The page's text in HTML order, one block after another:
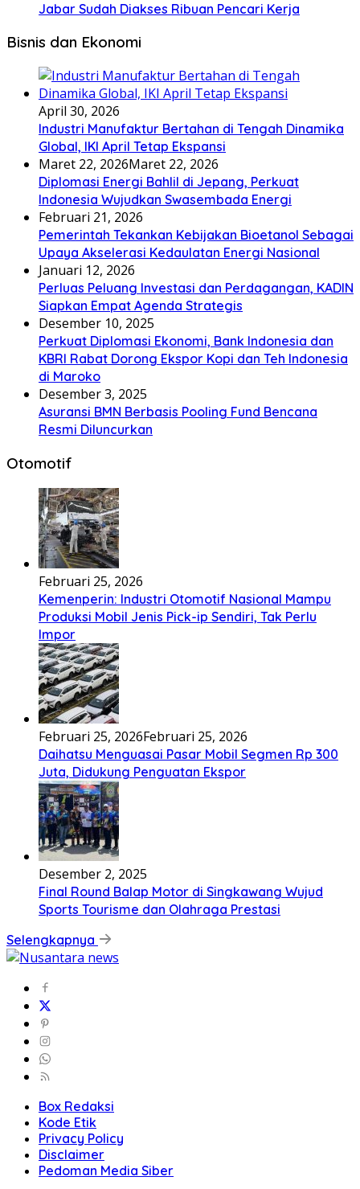
Jabar Sudah Diakses Ribuan Pencari Kerja
Bisnis dan Ekonomi
April 30, 2026
Industri Manufaktur Bertahan di Tengah Dinamika
Global, IKI April Tetap Ekspansi
Maret 22, 2026Maret 22, 2026
Diplomasi Energi Bahlil di Jepang, Perkuat
Indonesia Wujudkan Swasembada Energi
Februari 21, 2026
Pemerintah Tekankan Kebijakan Bioetanol Sebagai
Upaya Akselerasi Kedaulatan Energi Nasional
Januari 12, 2026
Perluas Peluang Investasi dan Perdagangan, KADIN
Siapkan Empat Agenda Strategis
Desember 10, 2025
Perkuat Diplomasi Ekonomi, Bank Indonesia dan
KBRI Rabat Dorong Ekspor Kopi dan Teh Indonesia
di Maroko
Desember 3, 2025
Asuransi BMN Berbasis Pooling Fund Bencana
Resmi Diluncurkan
Otomotif
Februari 25, 2026
Kemenperin: Industri Otomotif Nasional Mampu
Produksi Mobil Jenis Pick-ip Sendiri, Tak Perlu
Impor
Februari 25, 2026Februari 25, 2026
Daihatsu Menguasai Pasar Mobil Segmen Rp 300
Juta, Didukung Penguatan Ekspor
Desember 2, 2025
Final Round Balap Motor di Singkawang Wujud
Sports Tourisme dan Olahraga Prestasi
Selengkapnya
Box Redaksi
Kode Etik
Privacy Policy
Disclaimer
Pedoman Media Siber